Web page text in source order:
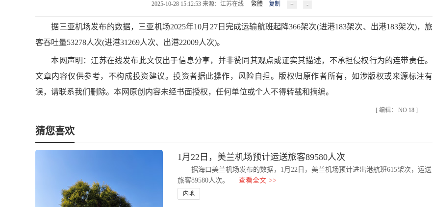
2025-10-28 15:12:53 来源：江苏在线 繁體 复制
据三亚机场发布的数据，三亚机场2025年10月27日完成运输航班起降366架次(进港183架次、出港183架次)，旅
客吞吐量53278人次(进港31269人次、出港22009人次)。
本网声明：江苏在线发布此文仅出于信息分享，并非赞同其观点或证实其描述，不承担侵权行为的连带责任。
文章内容仅供参考，不构成投资建议。投资者据此操作，风险自担。版权归原作者所有，如涉版权或来源标注有
误，请联系我们删除。本网原创内容未经书面授权，任何单位或个人不得转载和摘编。
[ 编辑： NO 18 ]
猜您喜欢
1月22日，美兰机场预计运送旅客89580人次
据海口美兰机场发布的数据，1月22日，美兰机场预计进出港航班615架次，运送
旅客89580人次。
查看全文 >>
内地